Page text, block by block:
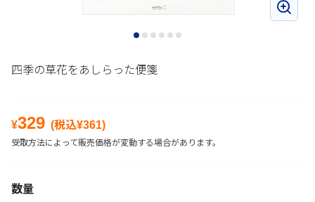
四季の草花をあしらった便箋
¥329 (税込¥361)
受取方法によって販売価格が変動する場合があります。
数量